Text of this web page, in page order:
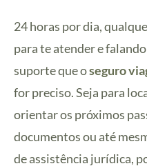
24 horas por dia,
para te atender e falando
suporte que oseguro
for preciso. Seja para
orientar os próximos
documentos ou até
de assistência jurídica,